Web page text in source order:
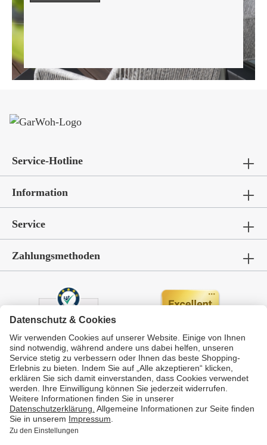
Service-Hotline
Information
Service
Zahlungsmethoden
Durchschnittliche Bewertung von GarWoh – Gartenmöbel & Wohnen
mit336Bewertungen
|
Bewertungsgrundlage des Anbieters: 4 Verkaufs- und 4 Bewertungsplattformen